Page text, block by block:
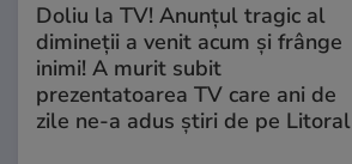
Doliu la TV! Anunțul tragic al
dimineții a venit acum și frânge
inimi! A murit subit
prezentatoarea TV care ani de
zile ne-a adus știri de pe Litoral